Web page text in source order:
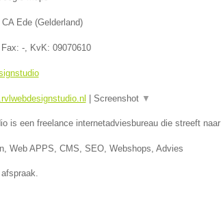
Ede(Gelderland)
-, KvK: 09070610
Screenshot ▼
is een freelance internetadviesbureau die streeft naar
Web APPS, CMS, SEO, Webshops, Advies